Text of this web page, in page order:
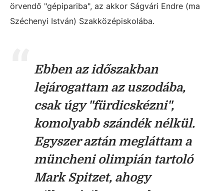
örvendő "gépipariba", az akkor Ságvári Endre (ma
Széchenyi István) Szakközépiskolába.
Ebben az időszakban
lejárogattam az uszodába,
csak úgy "fürdicskézni",
komolyabb szándék nélkül.
Egyszer aztán megláttam a
müncheni olimpián tartoló
Mark Spitzet, ahogy